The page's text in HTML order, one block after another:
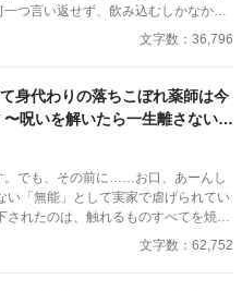
つ言い返せず、飲み込むしかなかっ
ス・キールに離婚を切り出すが、ア
を手離す訳もなく......。
文字数：36,796
身代わりの落ちこぼれ薬師は今
呪いを解いたら一生離さないと
。でも、その前に……お口、あーんし
い「無能」として実家で虐げられてい
されたのは、触れるものすべてを焼き
ウスへの、身代わりの婚姻だった。
文字数：62,752